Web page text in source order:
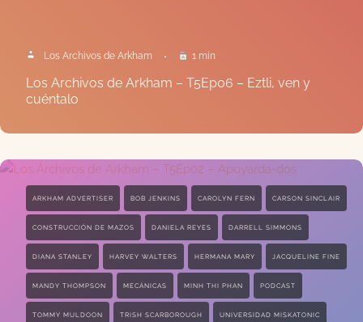
Los Archivos de Arkham 1 min
Los Archivos de Arkham – T5Ep06 – Eztli, ven y
cuéntalo
ARKHAM ADVERTISER BOB JENKINS CAROLYN FERN CARSON SINCLAIR
CONSTRUCCIÓN DE MAZOS DANIELA REYES DARRELL SIMMONS
DIANA STANLEY HARVEY WALTERS HERMANA MARY JACQUELINE FINE
MANDY THOMPSON MECÁNICAS MINH THI PHAN PODCAST
TOMMY MULDOON TRISH SCARBOROUGH UNIVERSIDAD MISKATONIC